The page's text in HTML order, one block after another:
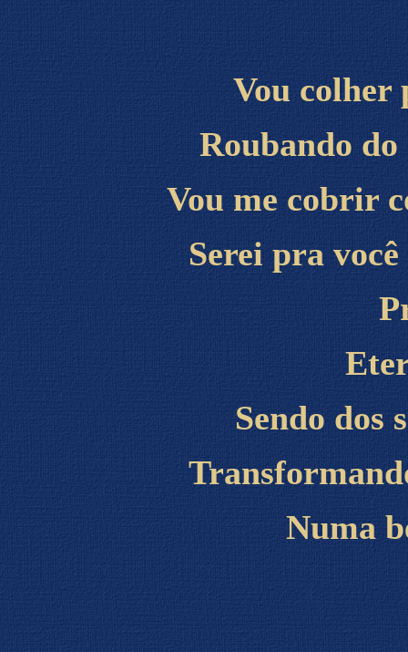
Vou colher
Roubando
Vou me cobrir
Serei pra
Sendo dos
Numa